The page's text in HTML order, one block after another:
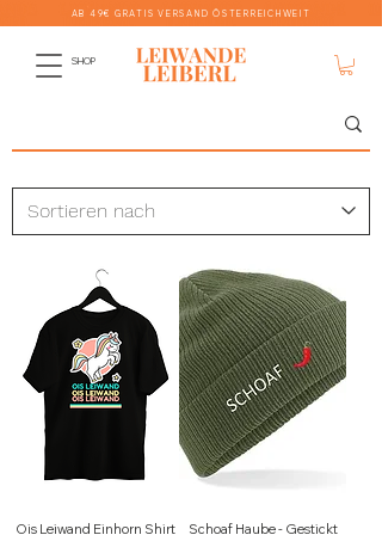
SHOP
AB 49€ GRATIS VERSAND ÖSTERREICHWEIT
Ois Leiwand Einhorn Shirt
Schoaf Haube - Gestickt